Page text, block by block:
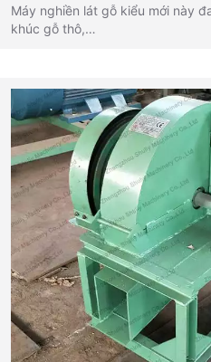
Máy nghiền lát gỗ kiểu mới này
khúc gỗ thô,…